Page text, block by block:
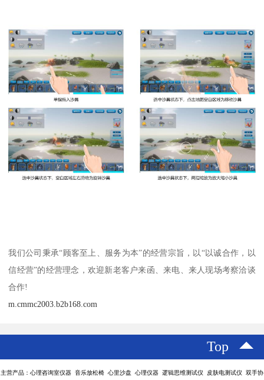
我们公司秉承“顾客至上、服务为本”的经营宗旨，以“以诚合作，以
信经营”的经营理念，欢迎新老客户来函、来电、来人现场考察洽谈
合作!
m.cmmc2003.b2b168.com
Top
主营产品：心理咨询室仪器 音乐放松椅 心里沙盘 心理仪器 逻辑思维测试仪 皮肤电测试仪 双手协